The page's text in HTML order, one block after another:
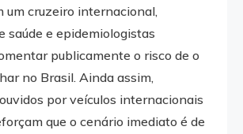
um cruzeiro internacional,
saúde e epidemiologistas
publicamente o risco de o
no Brasil. Ainda assim,
por veículos internacionais
que o cenário imediato é de